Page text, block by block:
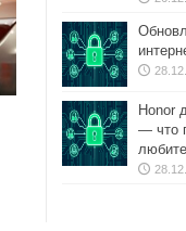
Honor
— что